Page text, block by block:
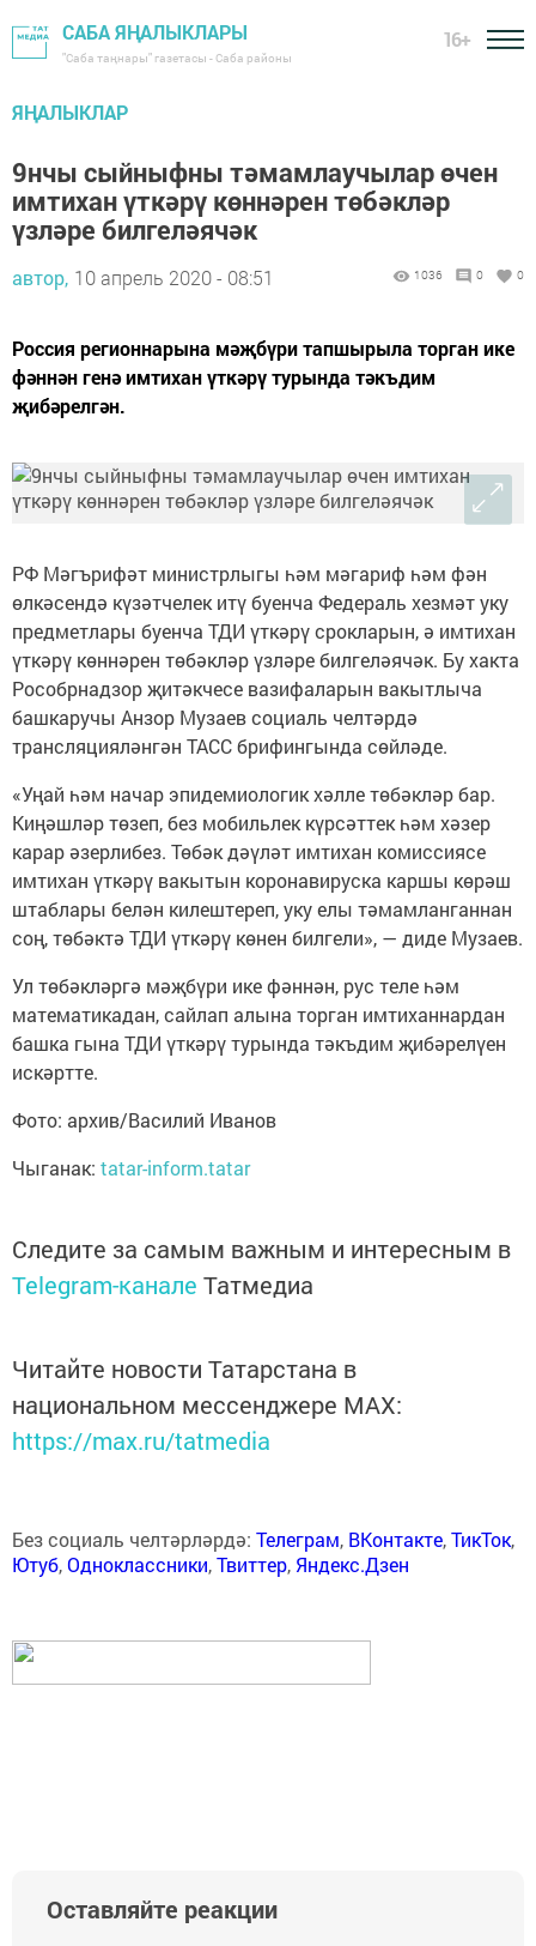
САБА ЯҢАЛЫКЛАРЫ
"Саба таңнары" газетасы - Саба районы
16+
ЯҢАЛЫКЛАР
9нчы сыйныфны тәмамлаучылар өчен
имтихан үткәрү көннәрен төбәкләр
үзләре билгеләячәк
автор, 10 апрель 2020 - 08:51 1036 0 0
Россия регионнарына мәҗбүри тапшырыла торган ике
фәннән генә имтихан үткәрү турында тәкъдим
җибәрелгән.
РФ Мәгърифәт министрлыгы һәм мәгариф һәм фән
өлкәсендә күзәтчелек итү буенча Федераль хезмәт уку
предметлары буенча ТДИ үткәрү срокларын, ә имтихан
үткәрү көннәрен төбәкләр үзләре билгеләячәк. Бу хакта
Рособрнадзор җитәкчесе вазифаларын вакытлыча
башкаручы Анзор Музаев социаль челтәрдә
трансляцияләнгән ТАСС брифингында сөйләде.
«Уңай һәм начар эпидемиологик хәлле төбәкләр бар.
Киңәшләр төзеп, без мобильлек күрсәттек һәм хәзер
карар әзерлибез. Төбәк дәүләт имтихан комиссиясе
имтихан үткәрү вакытын коронавируска каршы көрәш
штаблары белән килештереп, уку елы тәмамланганнан
соң, төбәктә ТДИ үткәрү көнен билгели», — диде Музаев.
Ул төбәкләргә мәҗбүри ике фәннән, рус теле һәм
математикадан, сайлап алына торган имтиханнардан
башка гына ТДИ үткәрү турында тәкъдим җибәрелүен
искәртте.
Фото: архив/Василий Иванов
Чыганак: tatar-inform.tatar
Следите за самым важным и интересным в
Telegram-канале Татмедиа
Читайте новости Татарстана в
национальном мессенджере MАХ:
https://max.ru/tatmedia
Без социаль челтәрләрдә: Телеграм, ВКонтакте,ТикТок,
Ютуб,Одноклассники,Твиттер, Яндекс.Дзен
Оставляйте реакции